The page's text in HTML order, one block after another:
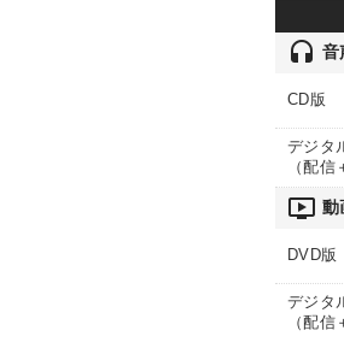
headset 音
CD版
デジタ
（配信
ondemand_video 動
DVD版
デジタ
（配信